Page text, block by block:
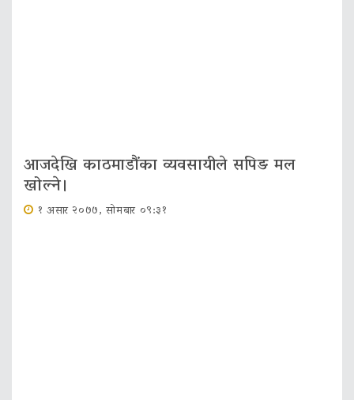
आजदेखि काठमाडौंका व्यवसायीले सपिङ मल
खोल्ने।
१ असार २०७७, सोमबार ०९:३१